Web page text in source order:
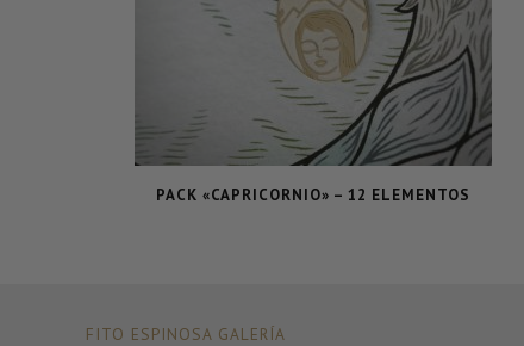
PACK «CAPRICORNIO» – 12 ELEMENTOS
FITO ESPINOSA GALERÍA